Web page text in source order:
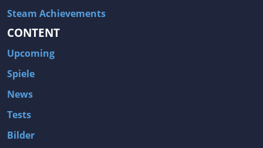
Steam Achievements
CONTENT
Upcoming
Spiele
News
Tests
Bilder